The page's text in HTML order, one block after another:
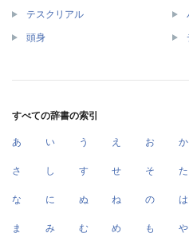
テスクリアル
頭身
すべての辞書の索引
あ い う え お か
さ し す せ そ た
な に ぬ ね の は
ま み む め も や